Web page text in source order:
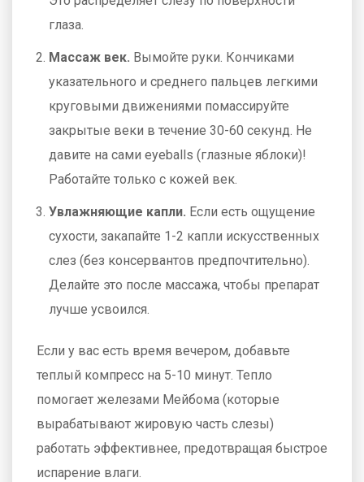
глаза.
Массаж век. Вымойте руки. Кончиками
указательного и среднего пальцев легкими
круговыми движениями помассируйте
закрытые веки в течение 30-60 секунд. Не
давите на сами eyeballs (глазные яблоки)!
Работайте только с кожей век.
Увлажняющие капли. Если есть ощущение
сухости, закапайте 1-2 капли искусственных
слез (без консервантов предпочтительно).
Делайте это после массажа, чтобы препарат
лучше усвоился.
Если у вас есть время вечером, добавьте
теплый компресс на 5-10 минут. Тепло
помогает железами Мейбома (которые
вырабатывают жировую часть слезы)
работать эффективнее, предотвращая быстрое
испарение влаги.